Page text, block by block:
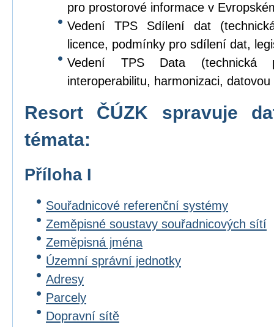
pro prostorové informace v
Vedení TPS Sdílení dat
licence, podmínky pro sdílení dat,
Vedení TPS Data (technická
interoperabilitu, harmonizaci,
Resort ČÚZK spravuje
témata:
Příloha I
Souřadnicové referenční systémy
Zeměpisné soustavy souřadnicových sítí
Zeměpisná jména
Územní správní jednotky
Adresy
Parcely
Dopravní sítě